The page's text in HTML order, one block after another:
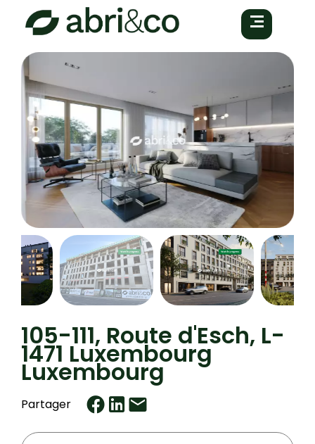
105-111, Route d'Esch, L-
1471 Luxembourg
Luxembourg
Partager